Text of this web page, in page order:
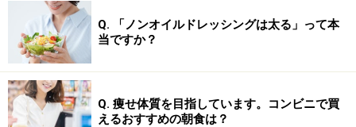
※ダイエットは個人の体質、また、誤った方法による実践に起因
して体調不良を引き起こす場合があります。実践の際には、必ず
自身の体質及び健康状態を十分に考慮したうえで、正しい方法で
おこなってください。また、全ての方への有効性を保証するもの
ではありません。
Q. 「ノンオイルドレッシングは太る」って本
当ですか？
Q. 痩せ体質を目指しています。コンビニで買
えるおすすめの朝食は？